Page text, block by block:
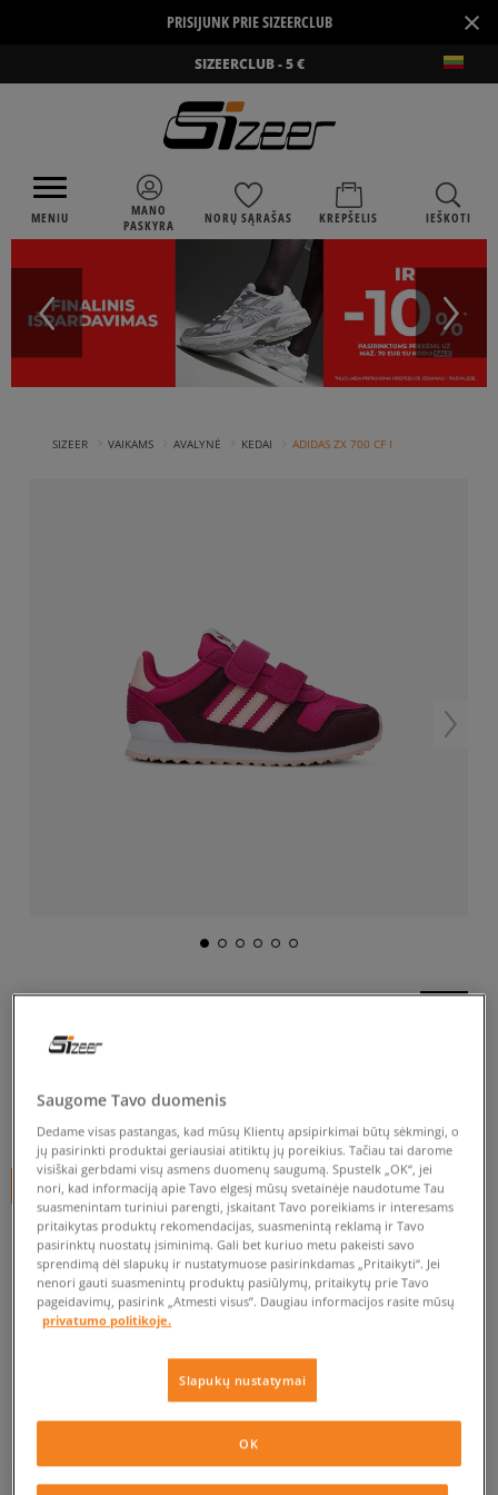
PRISIJUNK PRIE SIZEERCLUB ×
SIZEERCLUB - 5 €
MENIU
MANO
PASKYRA
NORŲ SĄRAŠAS KREPŠELIS IEŠKOTI
SIZEER VAIKAMS AVALYNĖ KEDAI ADIDAS ZX 700 CF I
ADIDAS ZX 700 CF I
vaikams, kedai
9,99€
+ 10 tšk.SizeerClub
Prekė neprieinama
Jei prekė vėl bus sandėlyje, gausi pranešimą iš mūsų.
EU dydžiai US dydžiai
20 11,5 cm Pranešti man
Saugome Tavo duomenis
Dedame visas pastangas, kad mūsų Klientų apsipirkimai būtų sėkmingi, o
jų pasirinkti produktai geriausiai atitiktų jų poreikius. Tačiau tai darome
visiškai gerbdami visų asmens duomenų saugumą. Spustelk „OK“, jei
nori, kad informaciją apie Tavo elgesį mūsų svetainėje naudotume Tau
suasmenintam turiniui parengti, įskaitant Tavo poreikiams ir interesams
pritaikytas produktų rekomendacijas, suasmenintą reklamą ir Tavo
pasirinktų nuostatų įsiminimą. Gali bet kuriuo metu pakeisti savo
sprendimą dėl slapukų ir nustatymuose pasirinkdamas „Pritaikyti“. Jei
nenori gauti suasmenintų produktų pasiūlymų, pritaikytų prie Tavo
pageidavimų, pasirink „Atmesti visus”. Daugiau informacijos rasite mūsų
privatumo politikoje.
Slapukų nustatymai
OK